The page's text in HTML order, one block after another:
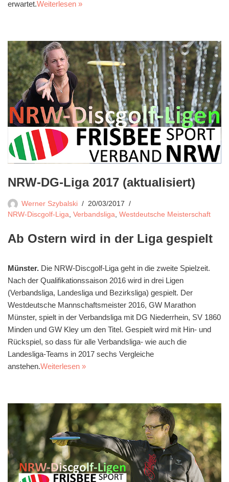
erwartet.Weiterlesen »
NRW-DG-Liga 2017 (aktualisiert)
Werner Szybalski
20/03/2017
NRW-Discgolf-Liga Verbandsliga Westdeutsche Meisterschaft
Ab Ostern wird in der Liga gespielt
Münster. Die NRW-Discgolf-Liga geht in die zweite Spielzeit.
Nach der Qualifikationssaison 2016 wird in drei Ligen
(Verbandsliga, Landesliga und Bezirksliga) gespielt. Der
Westdeutsche Mannschaftsmeister 2016, GW Marathon
Münster, spielt in der Verbandsliga mit DG Niederrhein, SV 1860
Minden und GW Kley um den Titel. Gespielt wird mit Hin- und
Rückspiel, so dass für alle Verbandsliga- wie auch die
Landesliga-Teams in 2017 sechs Vergleiche
anstehen.Weiterlesen »